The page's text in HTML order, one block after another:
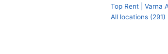
Top Rent | Varna
All locations (291)